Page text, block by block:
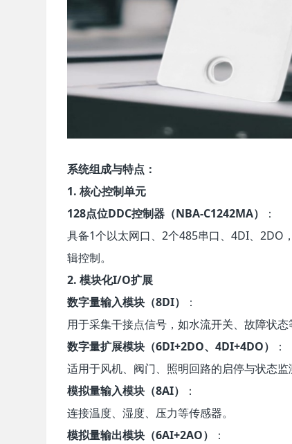
系统组成与特点：
1. 核心控制单元
128点位DDC控制器（NBA-C1242MA）
：
具备1个以太网口、2个485串口、4DI、2DO
辑控制。
2. 模块化I/O扩展
数字量输入模块（8DI）
：
用于采集干接点信号，如水流开关、故障状态
数字量扩展模块（6DI+2DO、4DI+4DO）
：
适用于风机、阀门、照明回路的启停与状态监
模拟量输入模块（8AI）
：
连接温度、湿度、压力等传感器。
模拟量输出模块（6AI+2AO）
：